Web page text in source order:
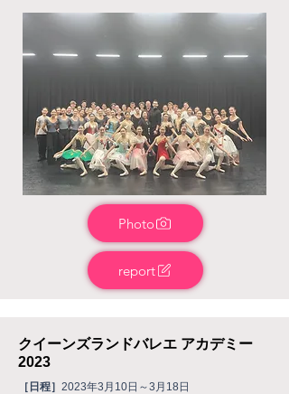
Photo
report
クイーンズランドバレエ アカデミー
2023
［日程］ 2023年3月10日～3月18日